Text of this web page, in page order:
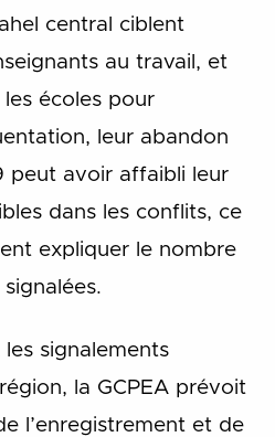
central ciblent
au travail, et
écoles pour
leur abandon
peut avoir affaibli leur
dans les conflits, ce
expliquer le nombre
signalements
la GCPEA prévoit
l’enregistrement et de